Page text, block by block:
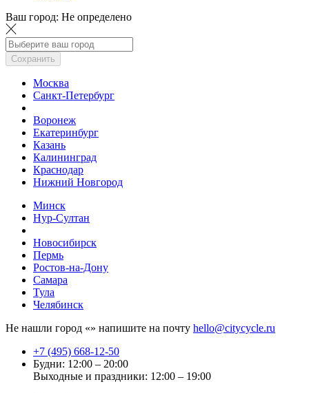
Ваш город: Не определено
Сохранить
Москва
Санкт-Петербург
Воронеж
Екатеринбург
Казань
Калининград
Краснодар
Нижний Новгород
Минск
Нур-Султан
Новосибирск
Пермь
Ростов-на-Дону
Самара
Тула
Челябинск
Не нашли город «» напишите на почту hello@citycycle.ru
+7 (495) 668-12-50
Будни: 12:00 – 20:00
Выходные и праздники: 12:00 – 19:00